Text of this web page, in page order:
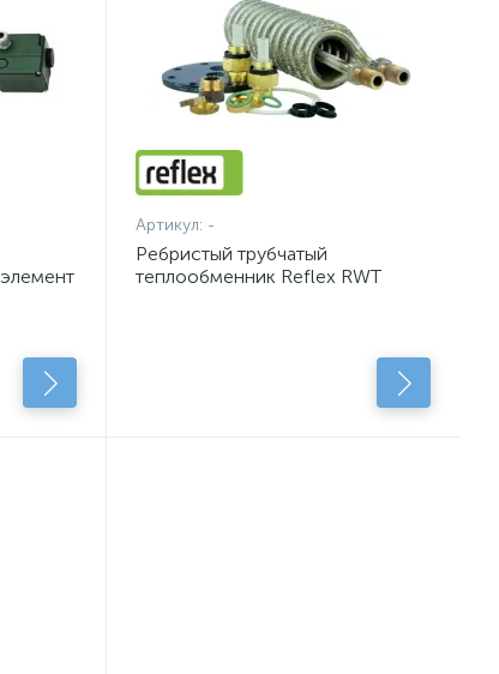
Артикул: -
Ребристый трубчатый
теплообменник Reflex RWT